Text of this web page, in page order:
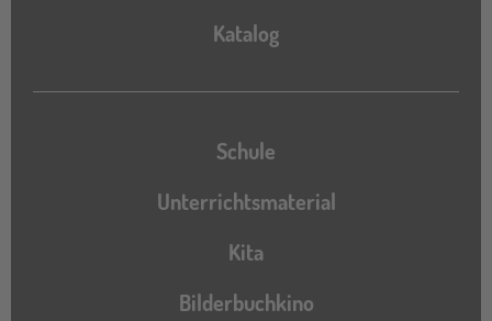
Katalog
Katalog
Schule
Unterrichtsmaterial
Kita
Bilderbuchkino